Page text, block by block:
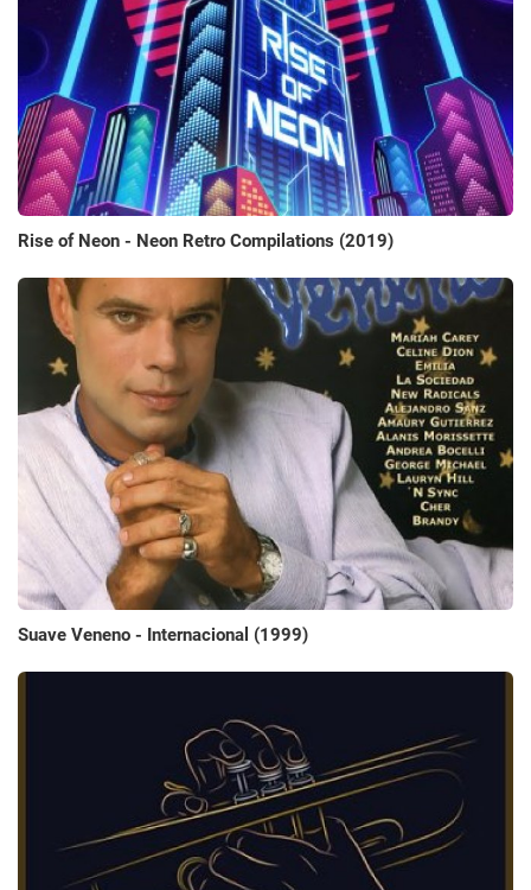
Rise of Neon - Neon Retro Compilations (2019)
Suave Veneno - Internacional (1999)